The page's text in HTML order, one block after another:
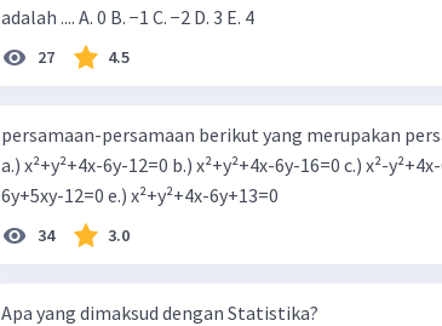
adalah .... A. 0 B. −1 C. −2 D. 3 E. 4
27 4.5
persamaan-persamaan berikut yang merupakan
a.) x²+y²+4x-6y-12=0 b.) x²+y²+4x-6y-16=0 c.) x²-
6y+5xy-12=0 e.) x²+y²+4x-6y+13=0
34 3.0
Apa yang dimaksud dengan Statistika?